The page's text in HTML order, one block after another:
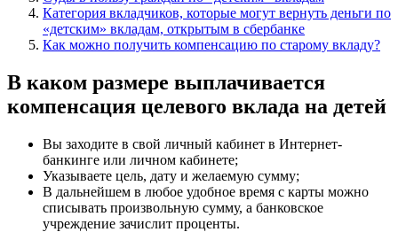
Категория вкладчиков, которые могут вернуть деньги по
«детским» вкладам, открытым в сбербанке
Как можно получить компенсацию по старому вкладу?
В каком размере выплачивается
компенсация целевого вклада на детей
Вы заходите в свой личный кабинет в Интернет-
банкинге или личном кабинете;
Указываете цель, дату и желаемую сумму;
В дальнейшем в любое удобное время с карты можно
списывать произвольную сумму, а банковское
учреждение зачислит проценты.